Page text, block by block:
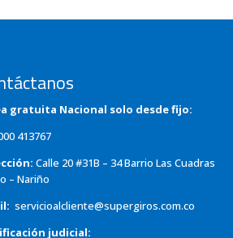
gratuita Nacional solo desde fijo:
413767
Calle 20 #31B – 34 Barrio Las Cuadras
– Nariño
servicioalcliente@supergiros.com.co
judicial: